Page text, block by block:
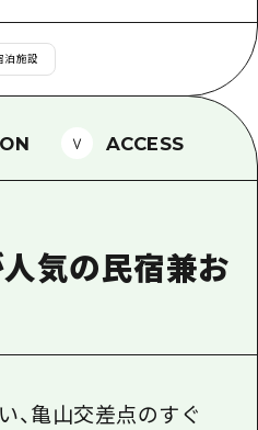
FREE Wi-Fi
る外国人旅行者向け情報一
アガイド
ク
載情報
泊施設
ACCESS
気の民宿兼お
、亀山交差点のすぐ